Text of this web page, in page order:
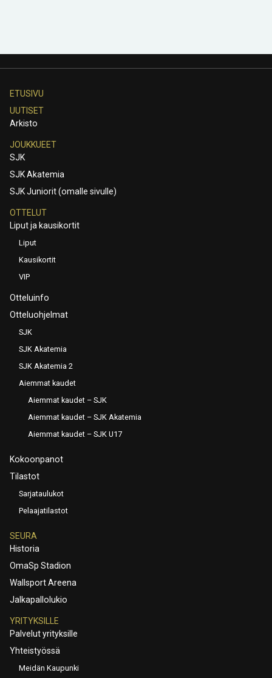
ETUSIVU
UUTISET
Arkisto
JOUKKUEET
SJK
SJK Akatemia
SJK Juniorit (omalle sivulle)
OTTELUT
Liput ja kausikortit
Liput
Kausikortit
VIP
Otteluinfo
Otteluohjelmat
SJK
SJK Akatemia
SJK Akatemia 2
Aiemmat kaudet
Aiemmat kaudet – SJK
Aiemmat kaudet – SJK Akatemia
Aiemmat kaudet – SJK U17
Kokoonpanot
Tilastot
Sarjataulukot
Pelaajatilastot
SEURA
Historia
OmaSp Stadion
Wallsport Areena
Jalkapallolukio
YRITYKSILLE
Palvelut yrityksille
Yhteistyössä
Meidän Kaupunki